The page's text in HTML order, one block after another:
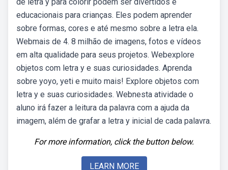
educacionais para crianças. Eles podem aprender
sobre formas, cores e até mesmo sobre a letra ela.
Webmais de 4. 8 milhão de imagens, fotos e vídeos
em alta qualidade para seus projetos. Webexplore
objetos com letra y e suas curiosidades. Aprenda
sobre yoyo, yeti e muito mais! Explore objetos com
letra y e suas curiosidades. Webnesta atividade o
aluno irá fazer a leitura da palavra com a ajuda da
imagem, além de grafar a letra y inicial de cada palavra.
For more information, click the button below.
LEARN MORE